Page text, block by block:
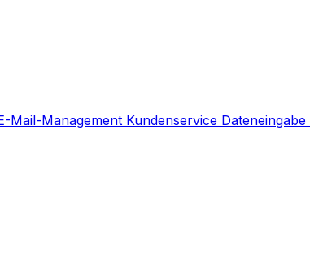
Mail-Management Kundenservice Dateneingabe